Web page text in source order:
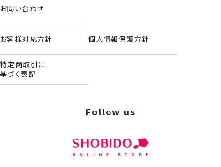
お問い合わせ
お客様対応方針 個人情報保護方針
特定商取引に
基づく表記
Follow us